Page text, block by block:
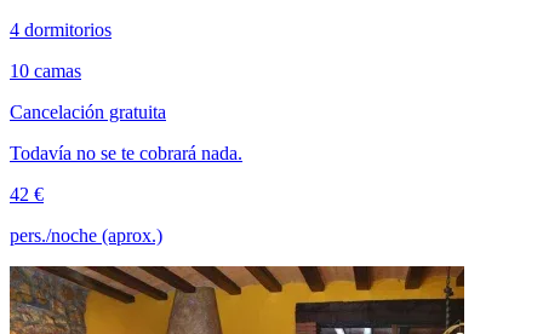
4 dormitorios
10 camas
Cancelación gratuita
Todavía no se te cobrará nada.
42 €
pers./noche (aprox.)